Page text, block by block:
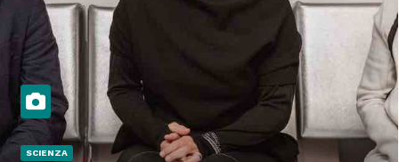
SCIENZA